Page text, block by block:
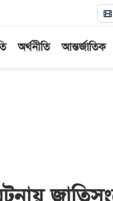
অর্থনীতি আন্তর্জাতিক